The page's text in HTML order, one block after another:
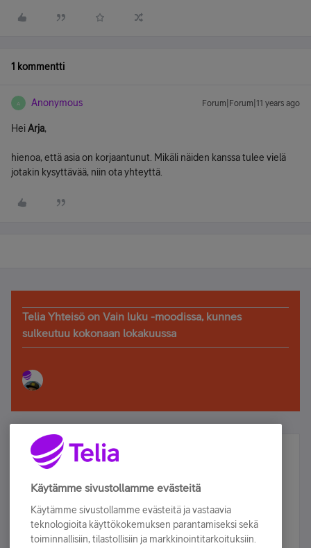
1 kommentti
A Anonymous Forum|Forum|11 years ago
HeiArja,
hienoa, että asia on korjaantunut. Mikäli näiden kanssa tulee vielä
jotakin kysyttävää, niin ota yhteyttä.
Telia Yhteisö on Vain luku -moodissa, kunnes
sulkeutuu kokonaan lokakuussa
Älä jää paitsi – osallistu ja voita!
Tilaa Telian uutiskirje ja olet mukana arvonnassa.
sähköpostiisi.
Käytämme sivustollamme evästeitä
Käytämme sivustollamme evästeitä ja vastaavia
teknologioita käyttökokemuksen parantamiseksi sekä
toiminnallisiin, tilastollisiin ja markkinointitarkoituksiin.